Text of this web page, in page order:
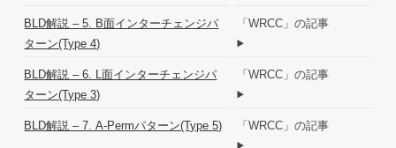
BLD解説 – 5. B面インターチェンジパ
ターン(Type 4)
「WRCC」の記事
BLD解説 – 6. L面インターチェンジパ
ターン(Type 3)
「WRCC」の記事
BLD解説 – 7. A-Permパターン(Type 5) 「WRCC」の記事